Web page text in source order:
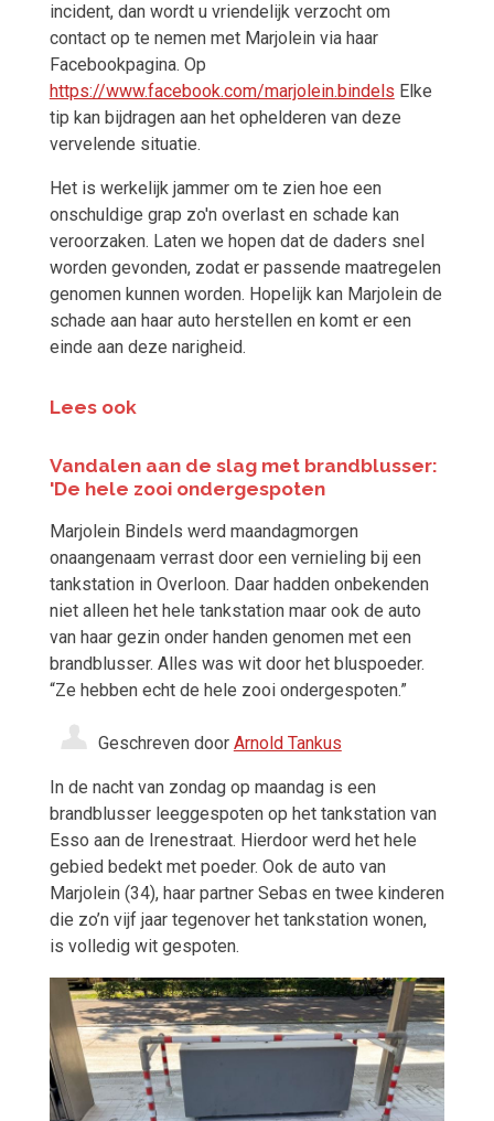
incident, dan wordt u vriendelijk verzocht om
contact op te nemen met Marjolein via haar
Facebookpagina. Op
https://www.facebook.com/marjolein.bindels Elke
tip kan bijdragen aan het ophelderen van deze
vervelende situatie.
Het is werkelijk jammer om te zien hoe een
onschuldige grap zo'n overlast en schade kan
veroorzaken. Laten we hopen dat de daders snel
worden gevonden, zodat er passende maatregelen
genomen kunnen worden. Hopelijk kan Marjolein de
schade aan haar auto herstellen en komt er een
einde aan deze narigheid.
Lees ook
Vandalen aan de slag met brandblusser:
'De hele zooi ondergespoten
Marjolein Bindels werd maandagmorgen
onaangenaam verrast door een vernieling bij een
tankstation in Overloon. Daar hadden onbekenden
niet alleen het hele tankstation maar ook de auto
van haar gezin onder handen genomen met een
brandblusser. Alles was wit door het bluspoeder.
“Ze hebben echt de hele zooi ondergespoten.”
Geschreven door Arnold Tankus
In de nacht van zondag op maandag is een
brandblusser leeggespoten op het tankstation van
Esso aan de Irenestraat. Hierdoor werd het hele
gebied bedekt met poeder. Ook de auto van
Marjolein (34), haar partner Sebas en twee kinderen
die zo’n vijf jaar tegenover het tankstation wonen,
is volledig wit gespoten.